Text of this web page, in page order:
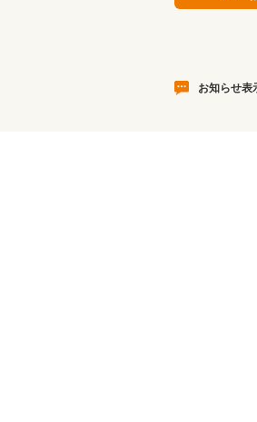
お知らせ表